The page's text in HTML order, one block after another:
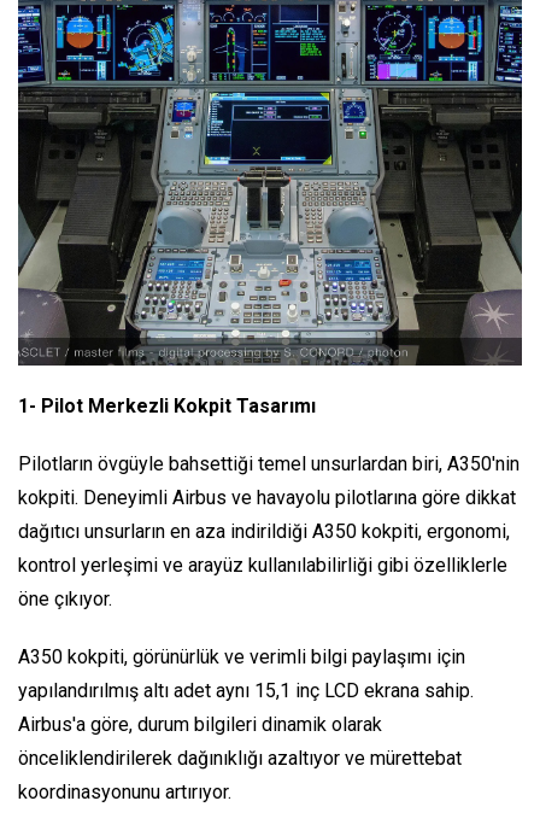
1- Pilot Merkezli Kokpit Tasarımı
Pilotların övgüyle bahsettiği temel unsurlardan biri, A350'nin
kokpiti. Deneyimli Airbus ve havayolu pilotlarına göre dikkat
dağıtıcı unsurların en aza indirildiği A350 kokpiti, ergonomi,
kontrol yerleşimi ve arayüz kullanılabilirliği gibi özelliklerle
öne çıkıyor.
A350 kokpiti, görünürlük ve verimli bilgi paylaşımı için
yapılandırılmış altı adet aynı 15,1 inç LCD ekrana sahip.
Airbus'a göre, durum bilgileri dinamik olarak
önceliklendirilerek dağınıklığı azaltıyor ve mürettebat
koordinasyonunu artırıyor.